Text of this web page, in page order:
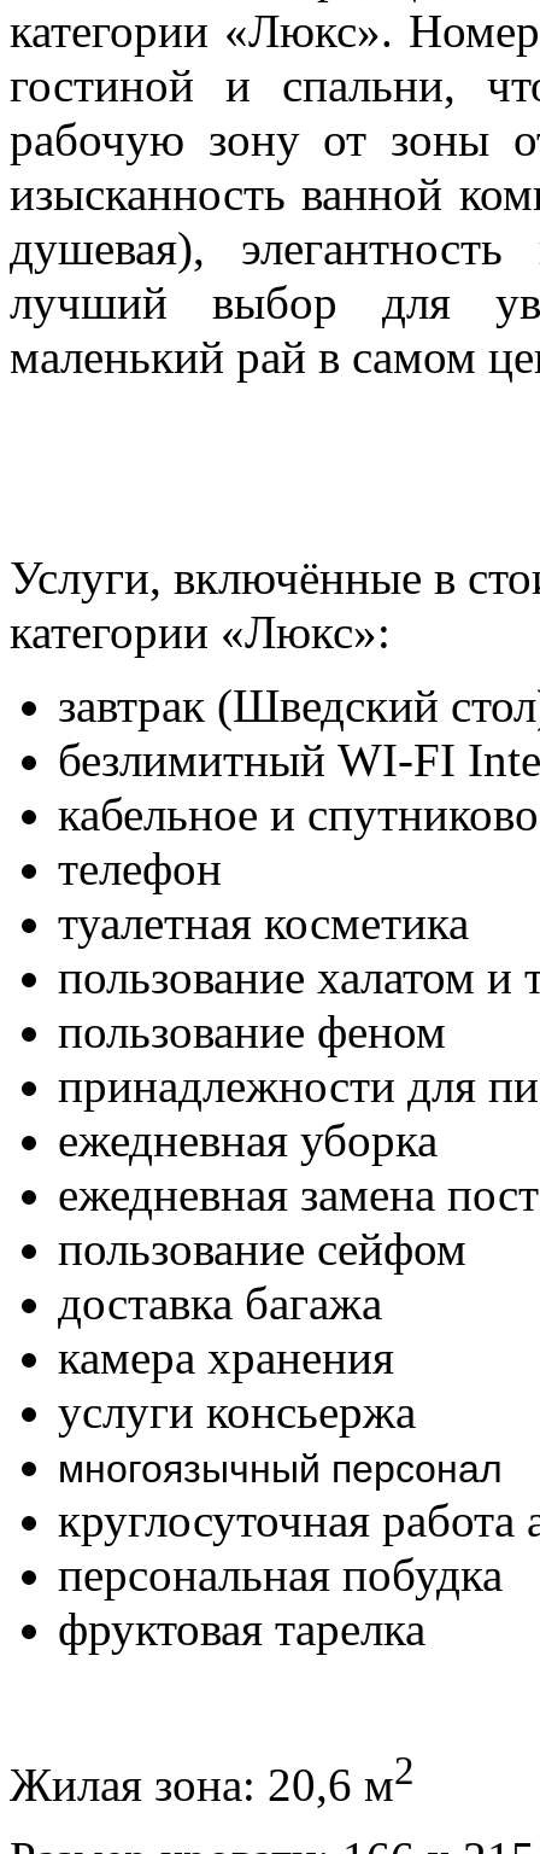
категории «Люкс».
гостиной и спальни,
рабочую зону от зоны
изысканность ванной
душевая),
лучший выбор для
маленький рай в самом
Услуги, включённые в
категории «Люкс»:
завтрак (Шведский
безлимитный WI-FI
кабельное и
телефон
туалетная косметика
пользование халатом и
пользование феном
принадлежности для
ежедневная уборка
ежедневная замена
пользование сейфом
доставка багажа
камера хранения
услуги консьержа
многоязычный персонал
круглосуточная работа
персональная побудка
фруктовая тарелка
Жилая зона: 20,6 м2